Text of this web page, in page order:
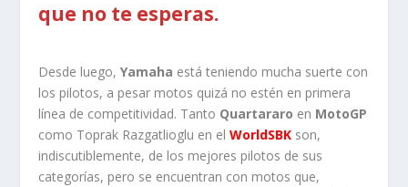
que no te esperas.
Desde luego,Yamaha está teniendo mucha suerte con
los pilotos, a pesar motos quizá no estén en primera
línea de competitividad. Tanto Quartararo en MotoGP
como Toprak Razgatlioglu en elWorldSBK son,
indiscutiblemente, de los mejores pilotos de sus
categorías, pero se encuentran con motos que,